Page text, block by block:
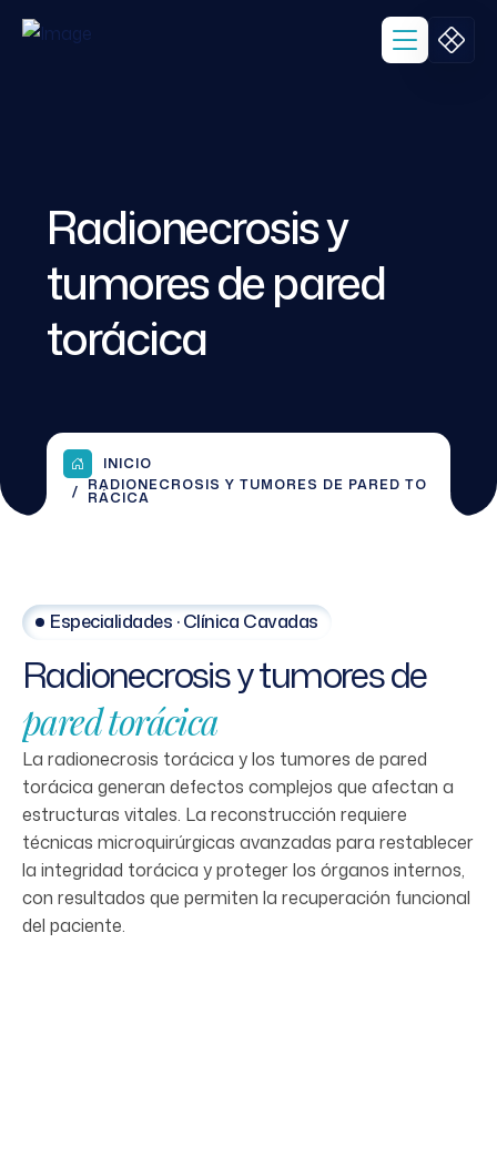
Radionecrosis y
tumores de pared
torácica
INICIO
RADIONECROSIS Y TUMORES DE PARED TO
RÁCICA
Especialidades · Clínica Cavadas
Radionecrosisytumoresde
paredtorácica
La radionecrosis torácica y los tumores de pared
torácica generan defectos complejos que afectan a
estructuras vitales. La reconstrucción requiere
técnicas microquirúrgicas avanzadas para restablecer
la integridad torácica y proteger los órganos internos,
con resultados que permiten la recuperación funcional
del paciente.